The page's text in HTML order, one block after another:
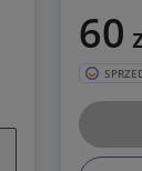
60